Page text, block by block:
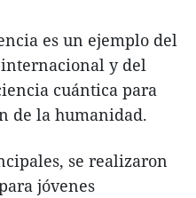
es un ejemplo del
y del
cuántica para
de la humanidad.
se realizaron
jóvenes